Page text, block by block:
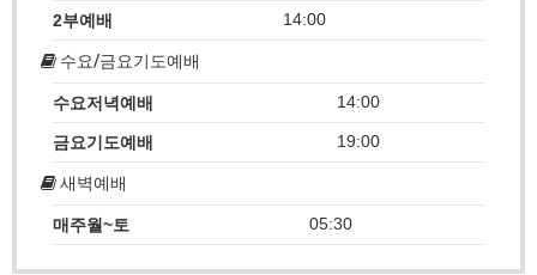
2부예배 14:00
수요/금요기도예배
수요저녁예배 14:00
금요기도예배 19:00
새벽예배
매주월~토 05:30